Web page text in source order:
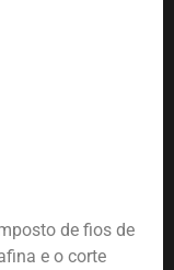
de fios de
e o corte